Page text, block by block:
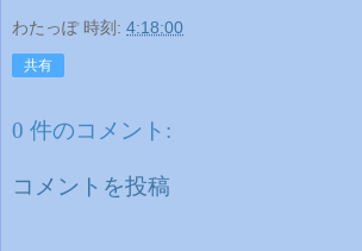
わたっぽ 時刻: 4:18:00
共有
0 件のコメント:
コメントを投稿